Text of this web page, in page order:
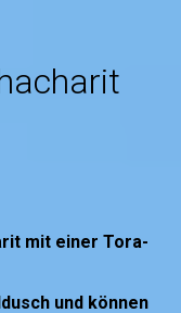
mit einer Tora-
und können